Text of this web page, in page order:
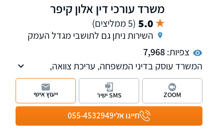
משרד עורכי דין אלון קיפר
5.0 (5 ממליצים)
השירות ניתן גם לתושבי מגדל העמק
צפיות:7,968
המשרד עוסק בדיני המשפחה, עריכת צוואה,
התנגדות לצוואה, צו ירושה,הסכמי גירושין,הסכמי
ממון,עריכת ייפוי כוח מתמשך.
הליכי הוצאה לפועל,חדלות פרעון,פשיטות
רגל,הסדר חובות, וכן בוועדות ביטוח לאומי,קצבאות
ילדים, תאונות עבודה ותאונות דרכים.
חייגו אלי055-4532949
ZOOM SMS ישיר ייעוץ אישי